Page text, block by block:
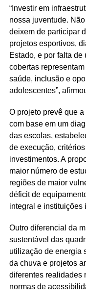
“Investir em
nossa juventude.
deixem de participar
projetos esportivos,
Estado, e por falta
cobertas
saúde, inclusão e
adolescentes”,
O projeto prevê que
com base em um
das escolas,
de execução,
investimentos. A
maior número de
regiões de maior
déficit de
integral e instituições
Outro diferencial da
sustentável das
utilização de energia
da chuva e projetos
diferentes realidades
normas de